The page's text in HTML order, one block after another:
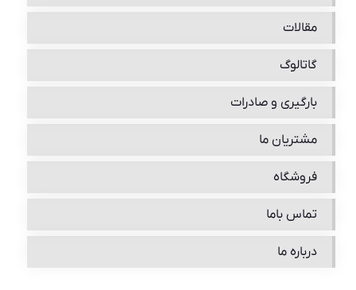
مقالات
گاتالوگ
بارگیری و صادرات
مشتریان ما
فروشگاه
تماس باما
درباره ما